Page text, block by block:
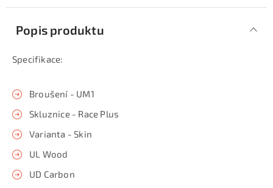
Popis produktu
Specifikace:
Broušení - UM1
Skluznice - Race Plus
Varianta - Skin
UL Wood
UD Carbon